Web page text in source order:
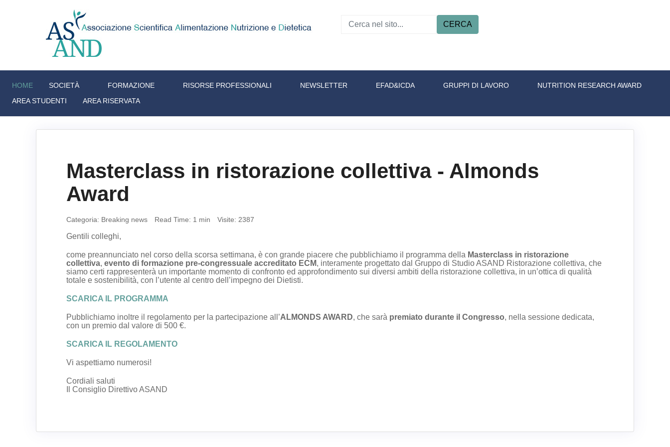
CERCA
HOME SOCIETÀ FORMAZIONE RISORSE PROFESSIONALI NEWSLETTER EFAD&ICDA GRUPPI DI LAVORO
NUTRITION RESEARCH AWARD
AREA STUDENTI
AREA RISERVATA
Masterclass in ristorazione collettiva - Almonds
Award
Categoria: Breaking news Read Time: 1 min Visite: 2387
Gentili colleghi,
come preannunciato nel corso della scorsa settimana, è con grande piacere che pubblichiamo il programma della Masterclass in ristorazione
collettiva, evento di formazione pre-congressuale accreditato ECM, interamente progettato dal Gruppo di Studio ASAND Ristorazione collettiva, che
siamo certi rappresenterà un importante momento di confronto ed approfondimento sui diversi ambiti della ristorazione collettiva, in un’ottica di qualità
totale e sostenibilità, con l’utente al centro dell’impegno dei Dietisti.
SCARICA IL PROGRAMMA
Pubblichiamo inoltre il regolamento per la partecipazione all’ALMONDS AWARD, che sarà premiato durante il Congresso, nella sessione dedicata,
con un premio dal valore di 500 €.
SCARICA IL REGOLAMENTO
Vi aspettiamo numerosi!
Cordiali saluti
Il Consiglio Direttivo ASAND